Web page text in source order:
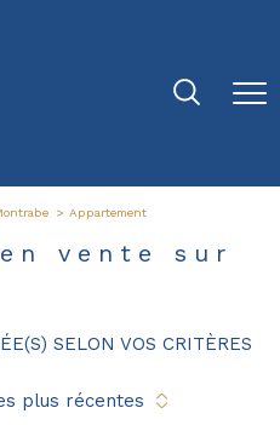
Appartement
vente sur
SELON VOS CRITÈRES
plus récentes